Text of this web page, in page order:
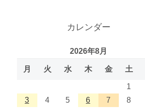
カレンダー
2026年8月
月 火 水 木 金 土
1
3
4 5 6 7 8